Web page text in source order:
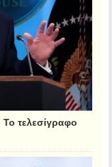
Το τελεσίγραφο